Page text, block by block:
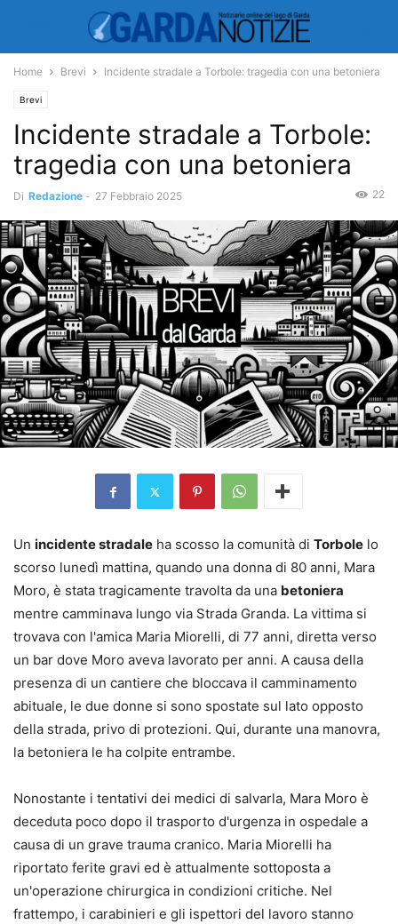
Home Brevi Incidente stradale a Torbole: tragedia con una betoniera
Brevi
Incidente stradale a Torbole:
tragedia con una betoniera
Di Redazione - 27 Febbraio 2025 22
Un incidente stradale ha scosso la comunità di Torbole lo
scorso lunedì mattina, quando una donna di 80 anni, Mara
Moro, è stata tragicamente travolta da una betoniera
mentre camminava lungo via Strada Granda. La vittima si
trovava con l'amica Maria Miorelli, di 77 anni, diretta verso
un bar dove Moro aveva lavorato per anni. A causa della
presenza di un cantiere che bloccava il camminamento
abituale, le due donne si sono spostate sul lato opposto
della strada, privo di protezioni. Qui, durante una manovra,
la betoniera le ha colpite entrambe.
Nonostante i tentativi dei medici di salvarla, Mara Moro è
deceduta poco dopo il trasporto d'urgenza in ospedale a
causa di un grave trauma cranico. Maria Miorelli ha
riportato ferite gravi ed è attualmente sottoposta a
un'operazione chirurgica in condizioni critiche. Nel
frattempo, i carabinieri e gli ispettori del lavoro stanno